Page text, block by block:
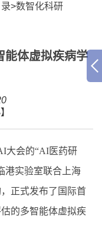
录>数智化科研
能体虚拟疾病学
】
大会的“AI医药研
港实验室联合上海
正式发布了国际首
的多智能体虚拟疾